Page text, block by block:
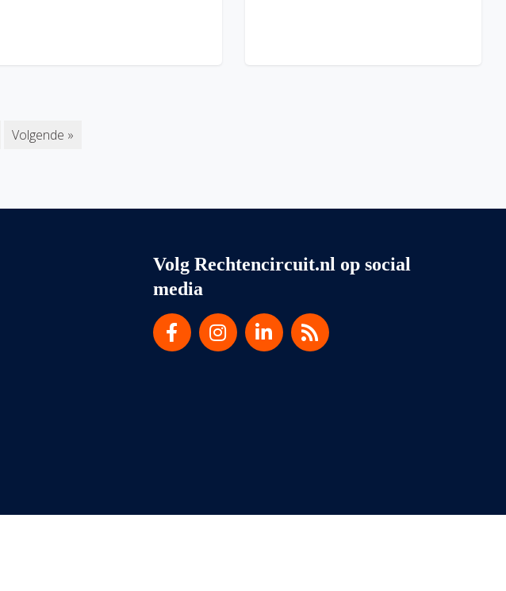
Volgende »
Volg Rechtencircuit.nl op social
media